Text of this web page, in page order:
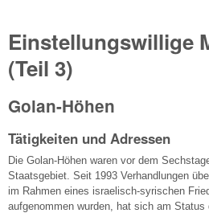
Einstellungswillige
(Teil 3)
Golan-Höhen
Tätigkeiten und Adressen
Die Golan-Höhen waren vor dem
Staatsgebiet. Seit 1993 Verhandlungen
im Rahmen eines israelisch-syrischen
aufgenommen wurden, hat sich am